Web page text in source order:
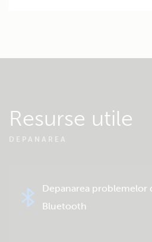
Resurse utile
DEPANAREA
Depanarea problemelor
Bluetooth